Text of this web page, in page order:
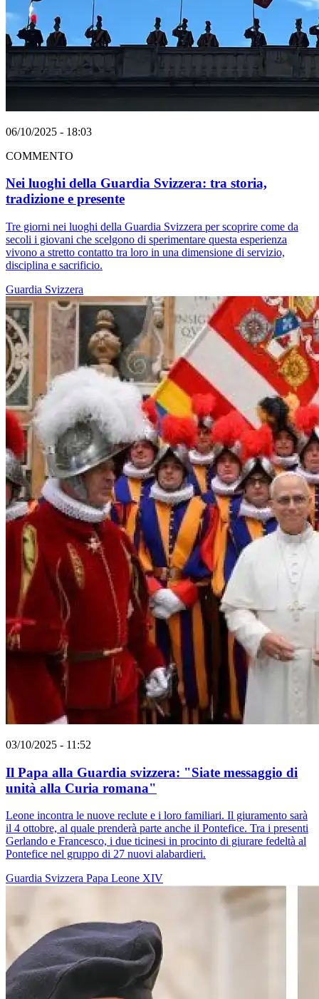
06/10/2025 - 18:03
COMMENTO
Nei luoghi della Guardia Svizzera: tra storia,
tradizione e presente
Tre giorni nei luoghi della Guardia Svizzera per scoprire come da
secoli i giovani che scelgono di sperimentare questa esperienza
vivono a stretto contatto tra loro in una dimensione di servizio,
disciplina e sacrificio.
Guardia Svizzera
03/10/2025 - 11:52
Il Papa alla Guardia svizzera: "Siate messaggio di
unità alla Curia romana"
Leone incontra le nuove reclute e i loro familiari. Il giuramento sarà
il 4 ottobre, al quale prenderà parte anche il Pontefice. Tra i presenti
Gerlando e Francesco, i due ticinesi in procinto di giurare fedeltà al
Pontefice nel gruppo di 27 nuovi alabardieri.
Guardia Svizzera Papa Leone XIV